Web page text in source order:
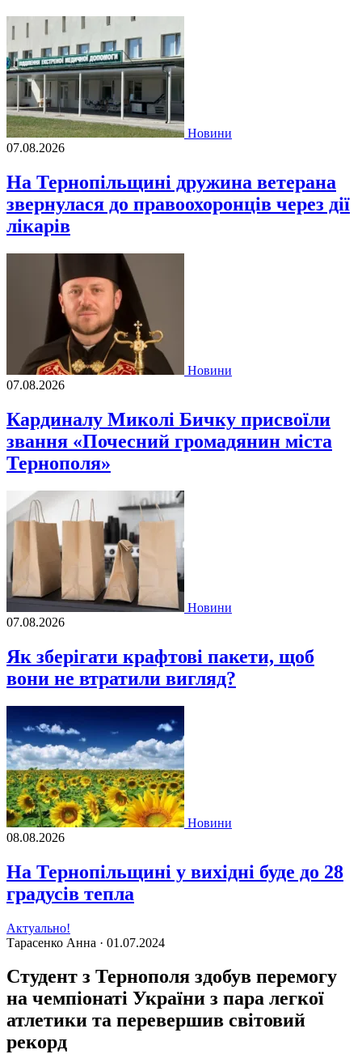
Новини
07.08.2026
На Тернопільщині дружина ветерана
звернулася до правоохоронців через дії
лікарів
Новини
07.08.2026
Кардиналу Миколі Бичку присвоїли
звання «Почесний громадянин міста
Тернополя»
Новини
07.08.2026
Як зберігати крафтові пакети, щоб
вони не втратили вигляд?
Новини
08.08.2026
На Тернопільщині у вихідні буде до 28
градусів тепла
Актуально!
Тарасенко Анна · 01.07.2024
Студент з Тернополя здобув перемогу
на чемпіонаті України з пара легкої
атлетики та перевершив світовий
рекорд